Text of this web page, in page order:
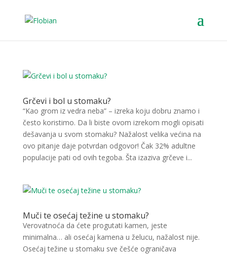
Grčevi i bol u stomaku?
“Kao grom iz vedra neba” – izreka koju dobru znamo i
često koristimo. Da li biste ovom izrekom mogli opisati
dešavanja u svom stomaku? Nažalost velika većina na
ovo pitanje daje potvrdan odgovor! Čak 32% adultne
populacije pati od ovih tegoba. Šta izaziva grčeve i...
Muči te osećaj težine u stomaku?
Verovatnoća da ćete progutati kamen, jeste
minimalna… ali osećaj kamena u želucu, nažalost nije.
Osećaj težine u stomaku sve češće ograničava